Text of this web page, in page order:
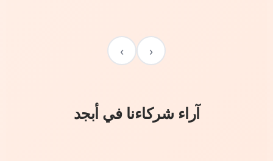
‹
›
آراء شركاءنا في أبجد